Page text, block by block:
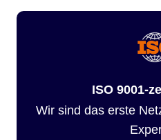
ISO 9001-
Wir sind das erste